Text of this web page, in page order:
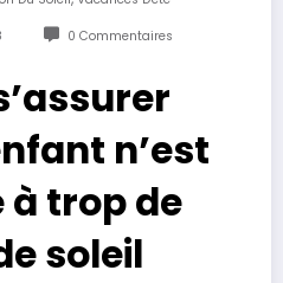
0 Commentaires
n’est
à trop de
soleil